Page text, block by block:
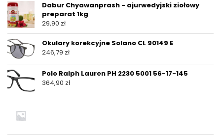
Dabur Chyawanprash - ajurwedyjski ziołowy
preparat 1kg
29,90 zł
Okulary korekcyjne Solano CL 90149 E
246,79 zł
Polo Ralph Lauren PH 2230 5001 56-17-145
364,90 zł